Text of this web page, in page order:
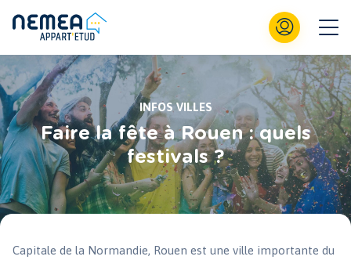
INFOS VILLES
Faire la fête à Rouen : quels
festivals ?
Capitale de la Normandie, Rouen est une ville importante du